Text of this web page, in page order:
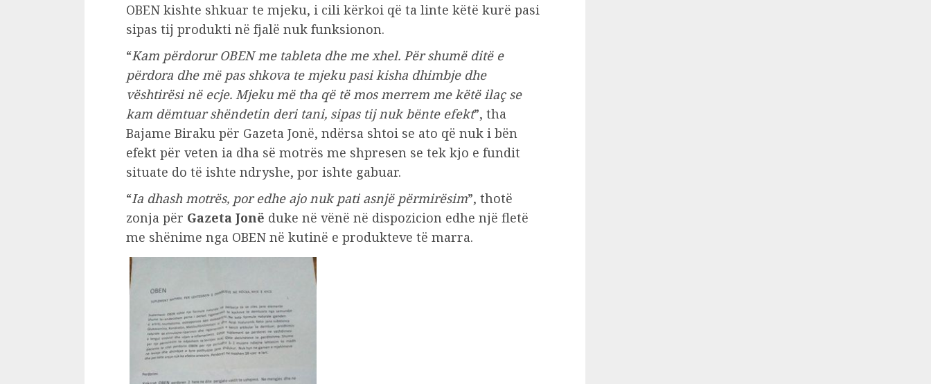
OBEN kishte shkuar te mjeku, i cili kërkoi që ta linte këtë kurë pasi
sipas tij produkti në fjalë nuk funksionon.
“Kam përdorur OBEN me tableta dhe me xhel. Për shumë ditë e
përdora dhe më pas shkova te mjeku pasi kisha dhimbje dhe
vështirësi në ecje. Mjeku më tha që të mos merrem me këtë ilaç se
kam dëmtuar shëndetin deri tani, sipas tij nuk bënte efekt”, tha
Bajame Biraku për Gazeta Jonë, ndërsa shtoi se ato që nuk i bën
efekt për veten ia dha së motrës me shpresen se tek kjo e fundit
situate do të ishte ndryshe, por ishte gabuar.
“Ia dhash motrës, por edhe ajo nuk pati asnjë përmirësim”, thotë
zonja për Gazeta Jonë duke në vënë në dispozicion edhe një fletë
me shënime nga OBEN në kutinë e produkteve të marra.